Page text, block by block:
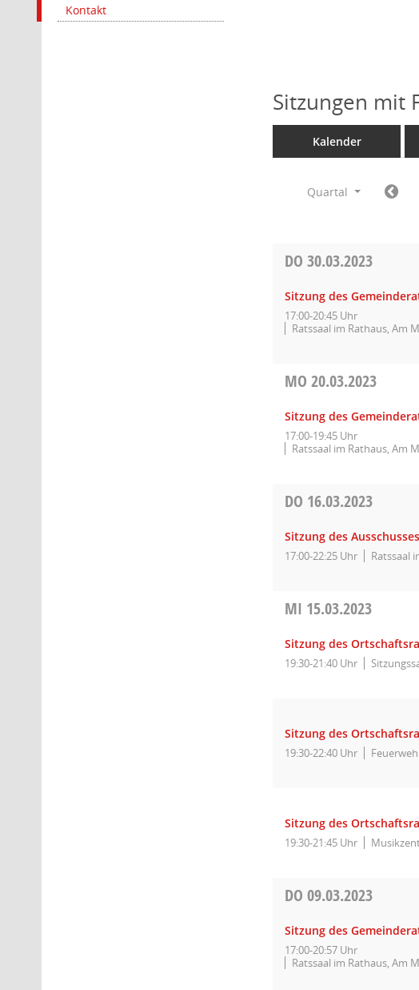
Kontakt
Sitzungen mit
Kalender
Quartal
DO30.03.2023
Sitzung des
17:00-20:45 Uhr
Ratssaal im Rathaus, Am
MO20.03.2023
Sitzung des
17:00-19:45 Uhr
Ratssaal im Rathaus, Am
DO 16.03.2023
Sitzung des
17:00-22:25 Uhr Ratssaal
MI 15.03.2023
Sitzung des
19:30-21:40 Uhr
Sitzung des
19:30-22:40 Uhr
Sitzung des
19:30-21:45 Uhr
DO09.03.2023
Sitzung des
17:00-20:57 Uhr
Ratssaal im Rathaus, Am